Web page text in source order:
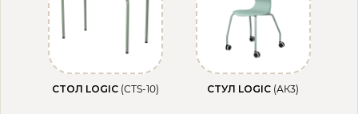
СТОЛ LOGIC (СТS-10) СТУЛ LOGIC (АК3)